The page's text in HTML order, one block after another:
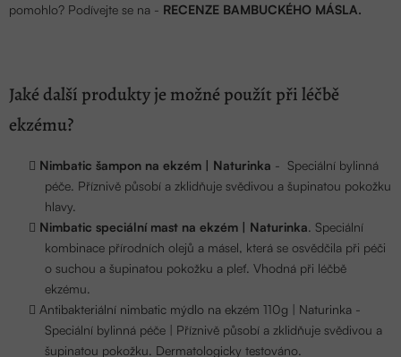
pomohlo? Podívejte se na - RECENZE BAMBUCKÉHO MÁSLA.
Jaké další produkty je možné použít při léčbě
ekzému?
Nimbatic šampon na ekzém | Naturinka - Speciální bylinná
péče. Příznivě působí a zklidňuje svědivou a šupinatou pokožku
hlavy.
Nimbatic speciální mast na ekzém | Naturinka. Speciální
kombinace přírodních olejů a másel, která se osvědčila při péči
o suchou a šupinatou pokožku a pleť. Vhodná při léčbě
ekzému.
Antibakteriální nimbatic mýdlo na ekzém 110g | Naturinka -
Speciální bylinná péče | Příznivě působí a zklidňuje svědivou a
šupinatou pokožku. Dermatologicky testováno.